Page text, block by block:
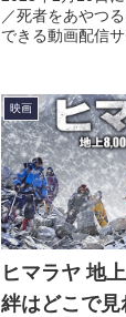
／死者をあやつ
できる動画配信
スタッフ、主題
実際に見た人の
めています。
映画
ヒマラヤ 地
絆はどこで